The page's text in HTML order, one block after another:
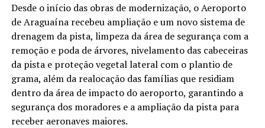
Desde o início das obras de modernização, o Aeroporto
de Araguaína recebeu ampliação e um novo sistema de
drenagem da pista, limpeza da área de segurança com a
remoção e poda de árvores, nivelamento das cabeceiras
da pista e proteção vegetal lateral com o plantio de
grama, além da realocação das famílias que residiam
dentro da área de impacto do aeroporto, garantindo a
segurança dos moradores e a ampliação da pista para
receber aeronaves maiores.